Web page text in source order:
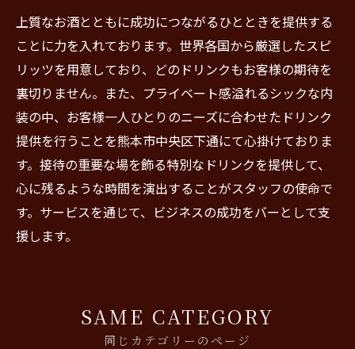
上質なお酒とともに成功につながるひとときを提供する
ことに力を入れております。世界各国から厳選したスピ
リッツを用意しており、どのドリンクもお客様の期待を
裏切りません。また、プライベート感溢れるシックな内
装の中、お客様一人ひとりのニーズに合わせたドリンク
提供を行うことを熊本市中央区下通にて心掛けておりま
す。接待の重要な場を飾る特別なドリンクを提供して、
心に残るような時間を演出することがスタッフの使命で
す。サービスを通じて、ビジネスの成功をバーとして支
援します。
同じカテゴリーのページ
SAME CATEGORY